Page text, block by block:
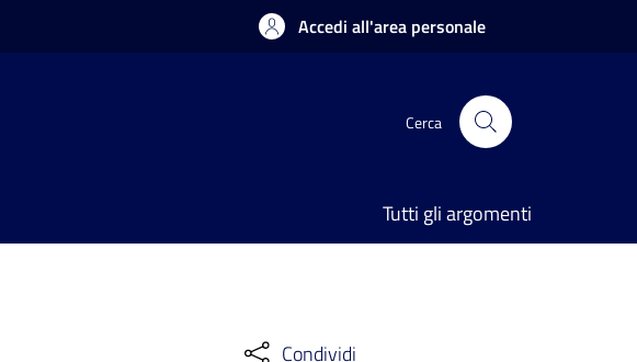
Accedi all'area personale
Cerca
Tutti gli argomenti
Condividi